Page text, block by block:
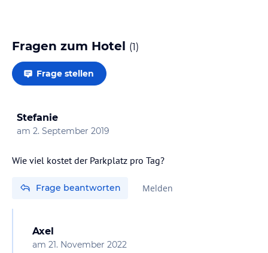
Fragen zum Hotel (1)
Frage stellen
Stefanie
am 2. September 2019
Wie viel kostet der Parkplatz pro Tag?
Frage beantworten Melden
Axel
am 21. November 2022